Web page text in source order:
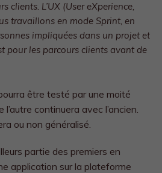
clients. L’UX (User eXperience,
travaillons en mode Sprint, en
impliquées dans un projet et
pour les parcours clients avant de
être testé par une moité
l’autre continuera avec l’ancien.
ou non généralisé.
partie des premiers en
application sur la plateforme